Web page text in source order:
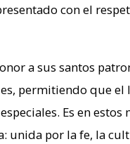
con el
a sus santos
permitiendo que el
Es en
unida por la fe, la